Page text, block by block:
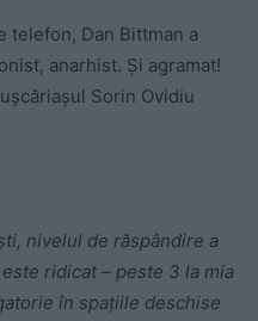
telefon, Dan Bittman a
anarhist. Și agramat!
Sorin Ovidiu
nivelul de răspândire a
ridicat – peste 3 la mia
în spaţiile deschise